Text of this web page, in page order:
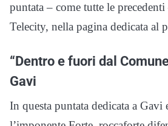
puntata – come tutte le
Telecity, nella pagina dedicata al
“Dentro e fuori dal
Gavi
In questa puntata dedicata a Gavi